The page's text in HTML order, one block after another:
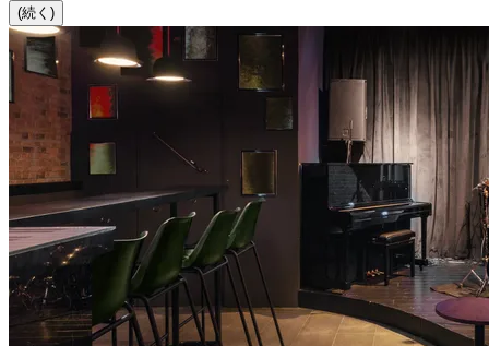
(続く)